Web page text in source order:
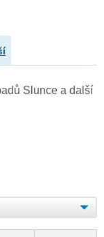
Slunce a další